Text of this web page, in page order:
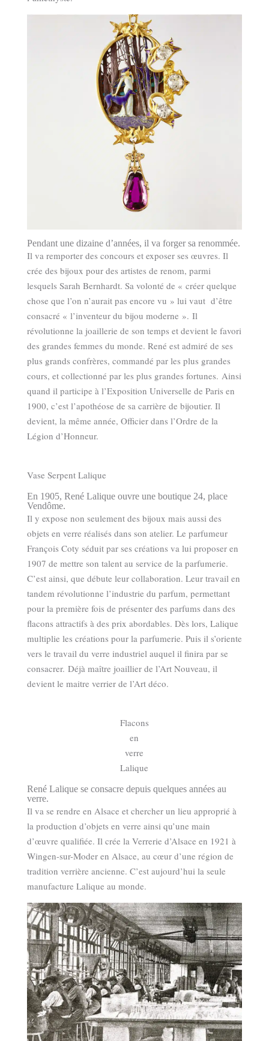
Pendant une dizaine d’années, il va forger sa renommée.
Il va remporter des concours et exposer ses œuvres. Il
crée des bijoux pour des artistes de renom, parmi
lesquels Sarah Bernhardt. Sa volonté de « créer quelque
chose que l’on n’aurait pas encore vu » lui vaut d’être
consacré « l’inventeur du bijou moderne ». Il
révolutionne la joaillerie de son temps et devient le favori
des grandes femmes du monde. René est admiré de ses
plus grands confrères, commandé par les plus grandes
cours, et collectionné par les plus grandes fortunes. Ainsi
quand il participe à l’Exposition Universelle de Paris en
1900, c’est l’apothéose de sa carrière de bijoutier. Il
devient, la même année, Officier dans l’Ordre de la
Légion d’Honneur.
Vase Serpent Lalique
En 1905, René Lalique ouvre une boutique 24, place
Vendôme.
Il y expose non seulement des bijoux mais aussi des
objets en verre réalisés dans son atelier. Le parfumeur
François Coty séduit par ses créations va lui proposer en
1907 de mettre son talent au service de la parfumerie.
C’est ainsi, que débute leur collaboration. Leur travail en
tandem révolutionne l’industrie du parfum, permettant
pour la première fois de présenter des parfums dans des
flacons attractifs à des prix abordables. Dès lors, Lalique
multiplie les créations pour la parfumerie. Puis il s’oriente
vers le travail du verre industriel auquel il finira par se
consacrer. Déjà maître joaillier de l’Art Nouveau, il
devient le maitre verrier de l’Art déco.
Flacons
en
verre
Lalique
René Lalique se consacre depuis quelques années au
verre.
Il va se rendre en Alsace et chercher un lieu approprié à
la production d’objets en verre ainsi qu’une main
d’œuvre qualifiée. Il crée la Verrerie d’Alsace en 1921 à
Wingen-sur-Moder en Alsace, au cœur d’une région de
tradition verrière ancienne. C’est aujourd’hui la seule
manufacture Lalique au monde.